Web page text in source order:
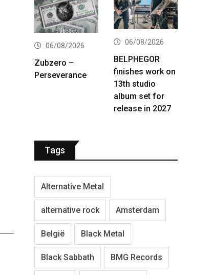
06/08/2026
Zubzero –
Perseverance
06/08/2026
BELPHEGOR
finishes work on
13th studio
album set for
release in 2027
Tags
Alternative Metal
alternative rock Amsterdam
België Black Metal
Black Sabbath BMG Records